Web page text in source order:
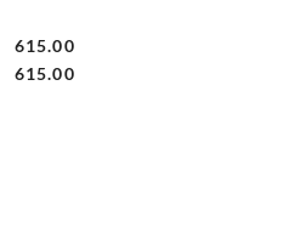
Cena:
615.00
Cena:
615.00